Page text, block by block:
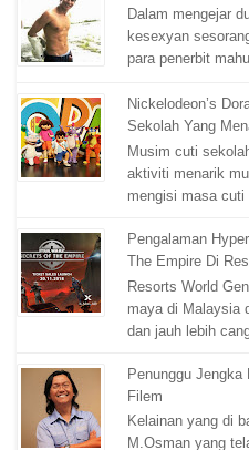
Dalam mengejar
kesexyan
para penerbit
Nickelodeon’s
Sekolah Yang
Musim cuti
aktiviti menarik
mengisi masa cuti
Pengalaman
The Empire Di
Resorts World
maya di Malaysia
dan jauh lebih
Penunggu
Filem
Kelainan yang di
M.Osman yang